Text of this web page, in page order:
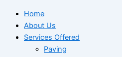
Home
About Us
Services Offered
Paving